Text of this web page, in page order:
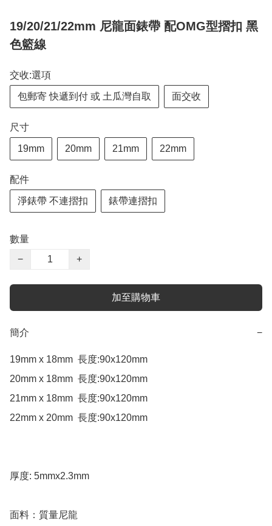
19/20/21/22mm 尼龍面錶帶 配OMG型摺扣 黑
色籃線
交收:選項
包郵寄 快遞到付 或 土瓜灣自取 面交收
尺寸
19mm 20mm 21mm 22mm
配件
淨錶帶 不連摺扣 錶帶連摺扣
數量
−
+
加至購物車
簡介 −
19mm x 18mm  長度:90x120mm
20mm x 18mm  長度:90x120mm
21mm x 18mm  長度:90x120mm
22mm x 20mm  長度:90x120mm
厚度: 5mmx2.3mm
面料：質量尼龍